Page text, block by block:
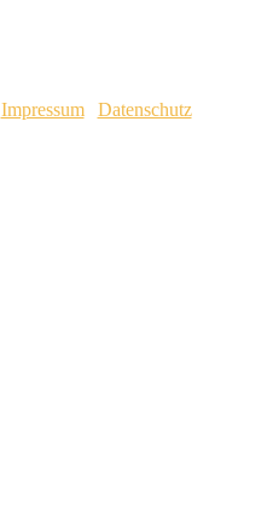
Impressum| Datenschutz